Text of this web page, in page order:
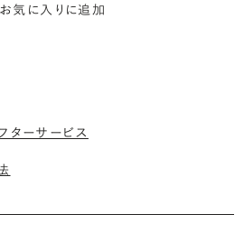
お気に入りに追加
ターサービス